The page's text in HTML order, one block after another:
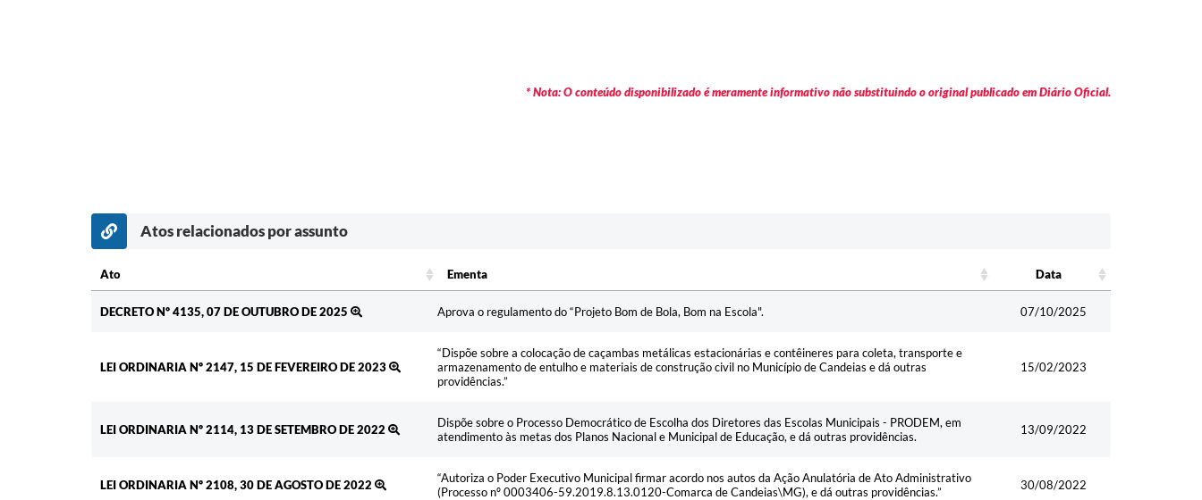
* Nota: O conteúdo disponibilizado é meramente informativo não substituindo o original publicado em Diário Oficial.
Atos relacionados por assunto
Ato Ementa
Data
DECRETO Nº 4135, 07 DE OUTUBRO DE 2025
Aprova o regulamento do “Projeto Bom de Bola, Bom na Escola". 07/10/2025
LEI ORDINARIA Nº 2147, 15 DE FEVEREIRO DE 2023
“Dispõe sobre a colocação de caçambas metálicas estacionárias e contêineres para coleta, transporte e
armazenamento de entulho e materiais de construção civil no Município de Candeias e dá outras
providências.”
15/02/2023
LEI ORDINARIA Nº 2114, 13 DE SETEMBRO DE 2022
Dispõe sobre o Processo Democrático de Escolha dos Diretores das Escolas Municipais - PRODEM, em
atendimento às metas dos Planos Nacional e Municipal de Educação, e dá outras providências.
13/09/2022
LEI ORDINARIA Nº 2108, 30 DE AGOSTO DE 2022
“Autoriza o Poder Executivo Municipal firmar acordo nos autos da Ação Anulatória de Ato Administrativo
(Processo nº 0003406-59.2019.8.13.0120-Comarca de Candeias\MG), e dá outras providências.”
30/08/2022